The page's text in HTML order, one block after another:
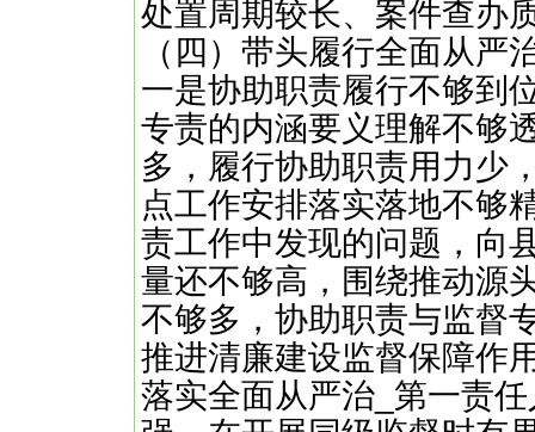
处置周期较长、案件查办
（四）带头履行全面从严
一是协助职责履行不够到
专责的内涵要义理解不够
多，履行协助职责用力少
点工作安排落实落地不够
责工作中发现的问题，向
量还不够高，围绕推动源
不够多，协助职责与监督
推进清廉建设监督保障作
落实全面从严治_第一责